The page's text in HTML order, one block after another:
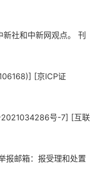
社和中新网观点。 刊
[京ICP证
号-7] [互联
邮箱：报受理和处置